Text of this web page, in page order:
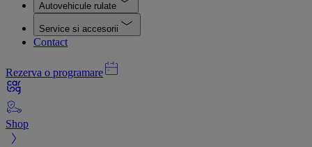
Autovehicule rulate
Service si accesorii
Contact
Rezerva o programare
Shop